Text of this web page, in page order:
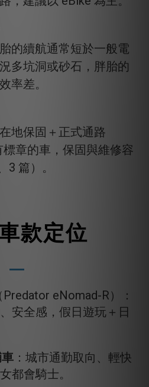
的續航通常短於一般電
多坑洞或砂石，胖胎的
率差。
地保固＋正式通路
標章的車，保固與維修容
3 篇）。
款定位
Predator eNomad-R）：
安全感，假日遊玩＋日
：城市通勤取向、輕快
都會騎士。